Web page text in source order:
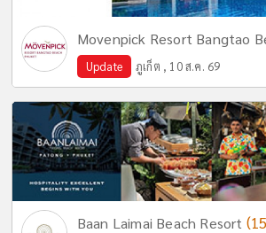
Movenpick Resort Bangtao
Update ภูเก็ต , 10 ส.ค. 69
Baan Laimai Beach Resort